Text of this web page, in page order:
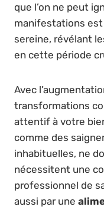
que l’on ne peut
manifestations est
sereine, révélant
en cette période
Avec
transformations
attentif à votre
comme des
inhabituelles, ne
nécessitent une
professionnel de
aussi par une